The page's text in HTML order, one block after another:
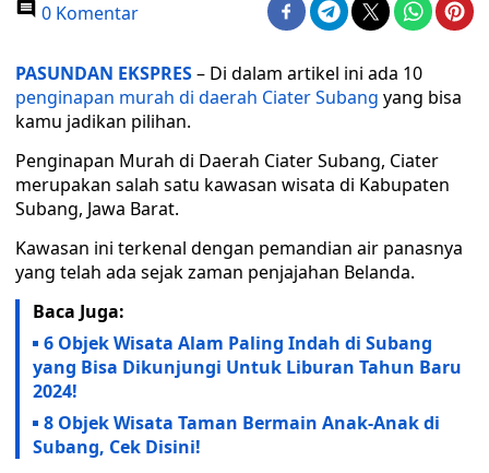
0 Komentar
PASUNDAN EKSPRES– Di dalam artikel ini ada 10
penginapan murah di daerah Ciater Subang yang bisa
kamu jadikan pilihan.
Penginapan Murah di Daerah Ciater Subang, Ciater
merupakan salah satu kawasan wisata di Kabupaten
Subang, Jawa Barat.
Kawasan ini terkenal dengan pemandian air panasnya
yang telah ada sejak zaman penjajahan Belanda.
Baca Juga:
6 Objek Wisata Alam Paling Indah di Subang
yang Bisa Dikunjungi Untuk Liburan Tahun Baru
2024!
8 Objek Wisata Taman Bermain Anak-Anak di
Subang, Cek Disini!